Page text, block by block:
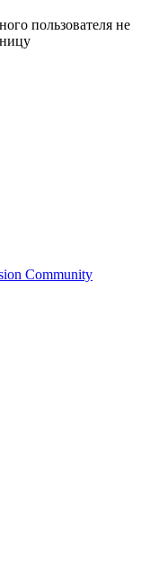
пользователя не
Community